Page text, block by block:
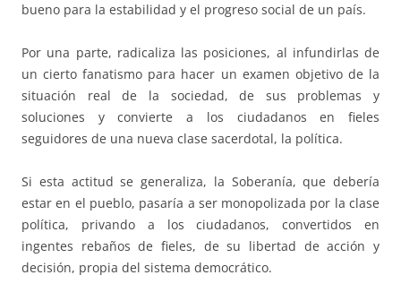
bueno para la estabilidad y el progreso social de un país.
Por una parte, radicaliza las posiciones, al infundirlas de
un cierto fanatismo para hacer un examen objetivo de la
situación real de la sociedad, de sus problemas y
soluciones y convierte a los ciudadanos en fieles
seguidores de una nueva clase sacerdotal, la política.
Si esta actitud se generaliza, la Soberanía, que debería
estar en el pueblo, pasaría a ser monopolizada por la clase
política, privando a los ciudadanos, convertidos en
ingentes rebaños de fieles, de su libertad de acción y
decisión, propia del sistema democrático.